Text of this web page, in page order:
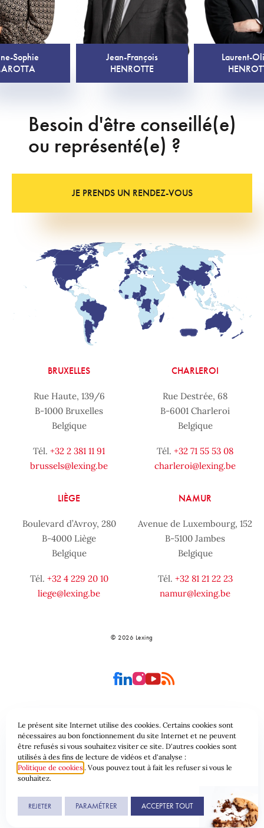
Sophie
Jean-François
HENROTTE
Laurent-
Besoin d'être conseillé(e)
ou représenté(e) ?
JE PRENDS UN RENDEZ-VOUS
BRUXELLES
Rue Haute, 139/6
B-1000 Bruxelles
Belgique
Tél. +32 2 381 11 91
brussels@lexing.be
CHARLEROI
Rue Destrée, 68
B-6001 Charleroi
Belgique
Tél. +32 71 55 53 08
charleroi@lexing.be
LIÈGE
Boulevard d’Avroy, 280
B-4000 Liège
Belgique
Tél. +32 4 229 20 10
liege@lexing.be
NAMUR
Avenue de Luxembourg, 152
B-5100 Jambes
Belgique
Tél. +32 81 21 22 23
namur@lexing.be
© 2026 Lexing
Plan du site Conditions générales
Protection des données & Cookies
Une réalisation de
Le présent site Internet utilise des cookies. Certains cookies sont
nécessaires au bon fonctionnement du site Internet et ne peuvent
être refusés si vous souhaitez visiter ce site. D'autres cookies sont
utilisés à des fins de lecture de vidéos et d'analyse :
Politique de cookies . Vous pouvez tout à fait les refuser si vous le
souhaitez.
REJETER PARAMÉTRER ACCEPTER TOUT